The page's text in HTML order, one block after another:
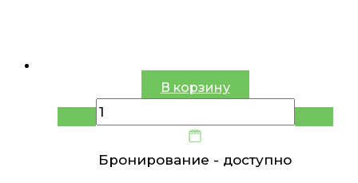
В корзину
Бронирование - доступно